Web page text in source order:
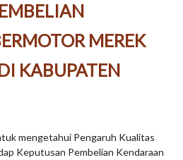
MEREK
KABUPATEN
mengetahui Pengaruh Kualitas
Keputusan Pembelian Kendaraan